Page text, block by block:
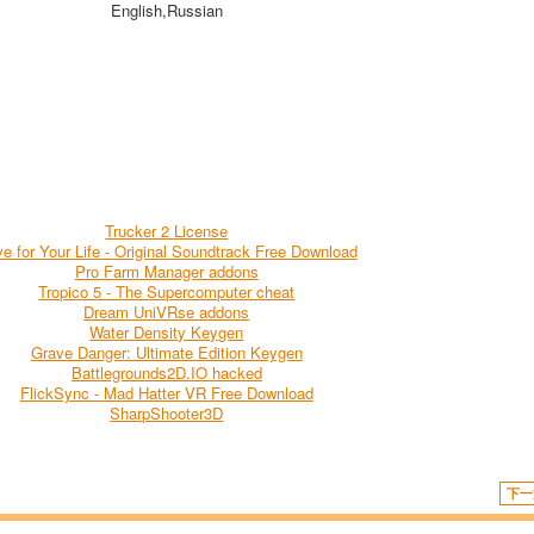
English,Russian
Trucker 2 License
for Your Life - Original Soundtrack Free Download
Pro Farm Manager addons
Tropico 5 - The Supercomputer cheat
Dream UniVRse addons
Water Density Keygen
Grave Danger: Ultimate Edition Keygen
Battlegrounds2D.IO hacked
FlickSync - Mad Hatter VR Free Download
SharpShooter3D
下